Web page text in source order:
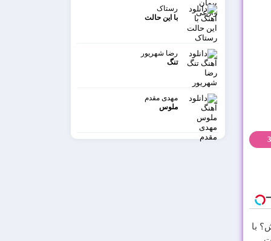
با
رستاک
با این حالت
رضا شهریور
تنگ
مهدی مقدم
ملوس